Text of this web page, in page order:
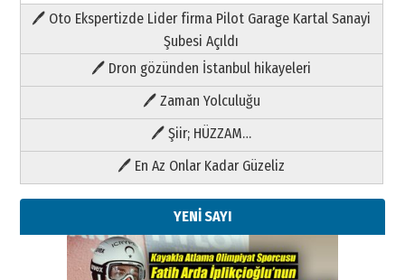
🖊 Oto Ekspertizde Lider firma Pilot Garage Kartal Sanayi
Şubesi Açıldı
🖊 Dron gözünden İstanbul hikayeleri
🖊 Zaman Yolculuğu
🖊 Şiir; HÜZZAM…
🖊 En Az Onlar Kadar Güzeliz
YENİ SAYI